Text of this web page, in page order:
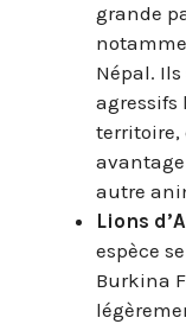
grande
Népal.
agressifs
territoire,
autre
Lions
espèce
Burkina